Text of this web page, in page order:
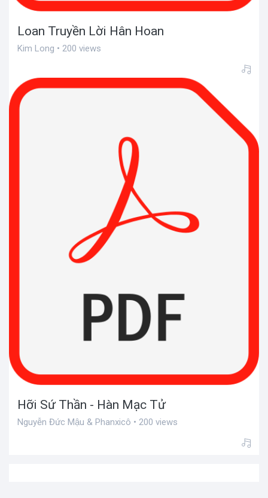
Loan Truyền Lời Hân Hoan
Kim Long • 200 views
Hỡi Sứ Thần - Hàn Mạc Tử
Nguyễn Đức Mậu & Phanxicô • 200 views